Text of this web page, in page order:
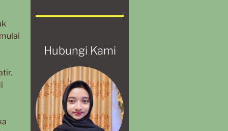
Hubungi Kami